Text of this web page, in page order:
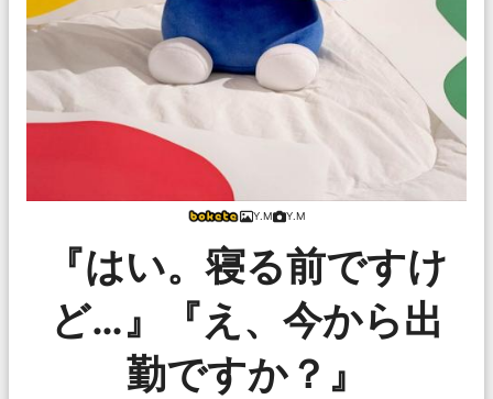
Y.M Y.M
『はい。寝る前ですけ
ど…』『え、今から出
勤ですか？』